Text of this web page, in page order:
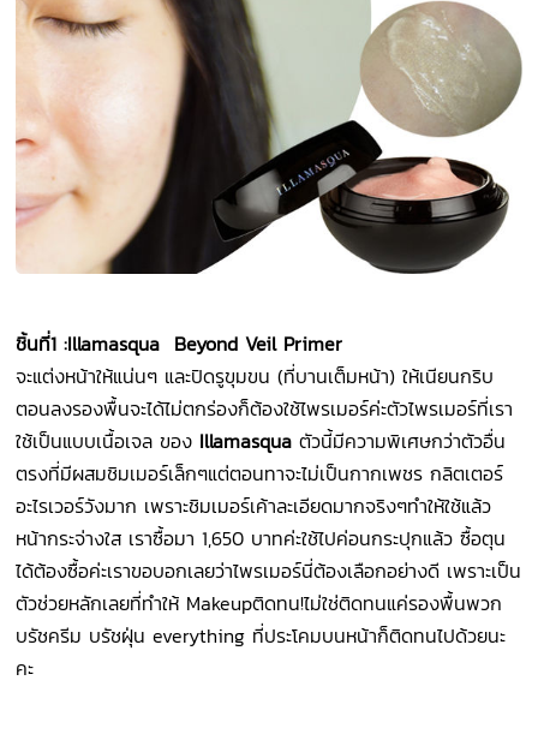
ชิ้นที่1 :Illamasqua Beyond Veil Primer
จะแต่งหน้าให้แน่นๆ และปิดรูขุมขน (ที่บานเต็มหน้า) ให้เนียนกริบ
ตอนลงรองพื้นจะได้ไม่ตกร่องก็ต้องใช้ไพรเมอร์ค่ะตัวไพรเมอร์ที่เรา
ใช้เป็นแบบเนื้อเจล ของ Illamasqua ตัวนี้มีความพิเศษกว่าตัวอื่น
ตรงที่มีผสมชิมเมอร์เล็กๆแต่ตอนทาจะไม่เป็นกากเพชร กลิตเตอร์
อะไรเวอร์วังมาก เพราะชิมเมอร์เค้าละเอียดมากจริงๆทำให้ใช้แล้ว
หน้ากระจ่างใส เราซื้อมา1,650 บาทค่ะใช้ไปค่อนกระปุกแล้ว ซื้อตุน
ได้ต้องซื้อค่ะเราขอบอกเลยว่าไพรเมอร์นี่ต้องเลือกอย่างดี เพราะเป็น
ตัวช่วยหลักเลยที่ทำให้ Makeupติดทน!ไม่ใช่ติดทนแค่รองพื้นพวก
บรัชครีม บรัชฝุ่น everything ที่ประโคมบนหน้าก็ติดทนไปด้วยนะ
คะ